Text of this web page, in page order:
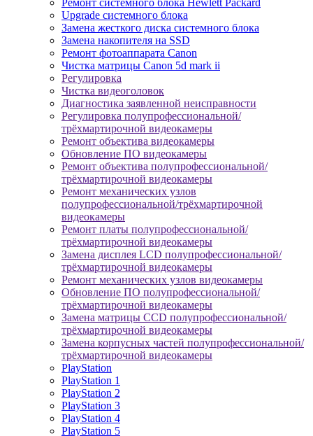
Ремонт системного блока Hewlett Packard
Upgrade системного блока
Замена жесткого диска системного блока
Замена накопителя на SSD
Ремонт фотоаппарата Canon
Чистка матрицы Canon 5d mark ii
Регулировка
Чистка видеоголовок
Диагностика заявленной неисправности
Регулировка полупрофессиональной/
трёхмартирочной видеокамеры
Ремонт объектива видеокамеры
Обновление ПО видеокамеры
Ремонт объектива полупрофессиональной/
трёхмартирочной видеокамеры
Ремонт механических узлов
полупрофессиональной/трёхмартирочной
видеокамеры
Ремонт платы полупрофессиональной/
трёхмартирочной видеокамеры
Замена дисплея LCD полупрофессиональной/
трёхмартирочной видеокамеры
Ремонт механических узлов видеокамеры
Обновление ПО полупрофессиональной/
трёхмартирочной видеокамеры
Замена матрицы CCD полупрофессиональной/
трёхмартирочной видеокамеры
Замена корпусных частей полупрофессиональной/
трёхмартирочной видеокамеры
PlayStation
PlayStation 1
PlayStation 2
PlayStation 3
PlayStation 4
PlayStation 5